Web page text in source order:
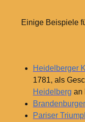
Einige Beispiele
Heidelberger
1781, als
Heidelberg an
Pariser